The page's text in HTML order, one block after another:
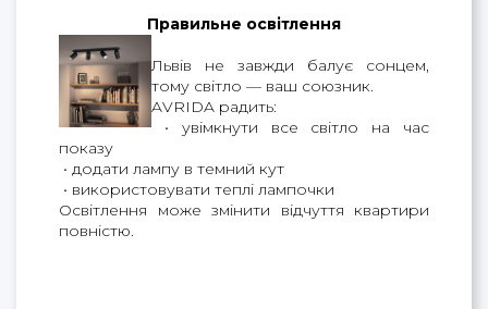
Правильне освітлення
Львів не завжди балує сонцем,
тому світло — ваш союзник.
AVRIDA радить:
• увімкнути все світло на час
показу
• додати лампу в темний кут
• використовувати теплі лампочки
Освітлення може змінити відчуття квартири
повністю.